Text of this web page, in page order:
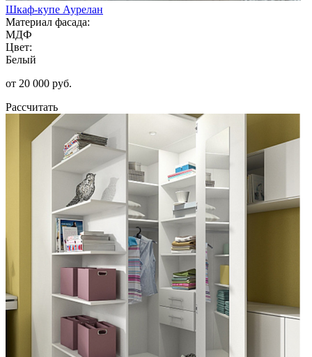
Шкаф-купе Аурелан
Материал фасада:
МДФ
Цвет:
Белый
от 20 000 руб.
Рассчитать